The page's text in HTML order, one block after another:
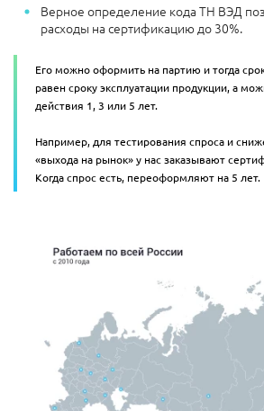
Верное определение кода ТН ВЭД
расходы на сертификацию до 30%.
Его можно оформить на партию и тогда
равен сроку эксплуатации продукции, а
действия 1, 3 или 5 лет.
Например, для тестирования спроса и
«выхода на рынок» у нас заказывают
Когда спрос есть, переоформляют на 5 лет.